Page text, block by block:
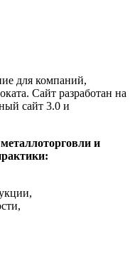
для компаний,
Сайт разработан на
сайт 3.0 и
и